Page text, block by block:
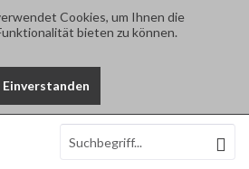
Cookies, um Ihnen die
bieten zu können.
Einverstanden